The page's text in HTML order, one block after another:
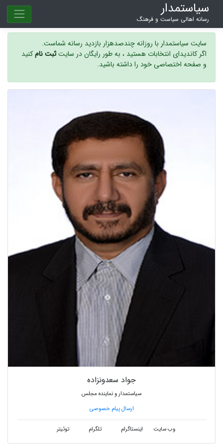
سیاستمدار
رسانه اهالی سیاست و فرهنگ
سایت سیاستمدار با روزانه چندصدهزار بازدید رسانه شماست.
اگر کاندیدای انتخابات هستید ، به طور رایگان در سایتثبت نامکنید
و صفحه اختصاصی خود را داشته باشید.
جواد سعدونزاده
سیاستمدار و نماینده مجلس
ارسال پیام خصوصی
وب سایت اینستاگرام تلگرام توئیتر